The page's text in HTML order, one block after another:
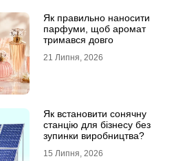
Як правильно наносити
парфуми, щоб аромат
тримався довго
21 Липня, 2026
Як встановити сонячну
станцію для бізнесу без
зупинки виробництва?
15 Липня, 2026